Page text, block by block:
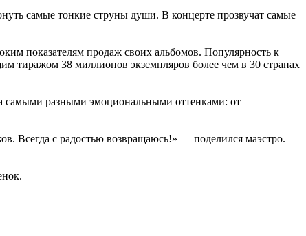
самые тонкие струны души. В концерте прозвучат самые
показателям продаж своих альбомов. Популярность к
тиражом 38 миллионов экземпляров более чем в 30 странах
самыми разными эмоциональными оттенками: от
Всегда с радостью возвращаюсь!» — поделился маэстро.